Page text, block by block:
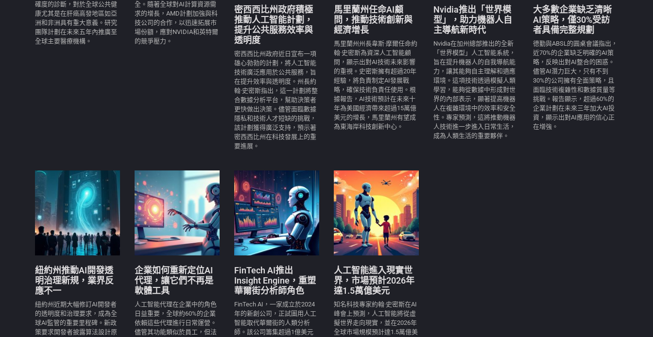
確度的診斷，對於全球公共健
康尤其是在肝癌高發地區如亞
洲和非洲具有重大意義。研究
團隊計劃在未來五年內推廣至
全球主要醫療機構。
全。隨著全球對AI計算資源需
求的增長，AMD計劃加強與科
技公司的合作，以迅速拓展市
場份額，應對NVIDIA和英特爾
的競爭壓力。
密西西比州政府積極
推動人工智能計劃，
提升公共服務效率與
透明度
密西西比州政府近日宣布一項
雄心勃勃的計劃，將人工智能
技術廣泛應用於公共服務，旨
在提升效率與透明度。州長約
翰·史密斯指出，這一計劃將整
合數據分析平台，幫助決策者
更快做出決策。儘管面臨數據
隱私和技術人才短缺的挑戰，
該計劃獲得廣泛支持，預示著
密西西比州在科技發展上的重
要進展。
馬里蘭州任命AI顧
問，推動技術創新與
經濟增長
馬里蘭州州長韋斯·摩爾任命約
翰·史密斯為資深人工智能顧
問，顯示出對AI技術未來影響
的重視。史密斯擁有超過20年
經驗，將負責制定AI發展戰
略，確保技術負責任使用。根
據報告，AI技術預計在未來十
年為美國經濟帶來超過15萬億
美元的增長，馬里蘭州有望成
為東海岸科技創新中心。
Nvidia推出「世界模
型」，助力機器人自
主導航新時代
Nvidia在加州總部推出的全新
「世界模型」人工智能系統，
旨在提升機器人的自我導航能
力，讓其能夠自主理解和適應
環境。這項技術透過模擬人類
學習，能夠從數據中形成對世
界的內部表示，顯著提高機器
人在複雜環境中的效率和安全
性。專家預測，這將推動機器
人技術進一步進入日常生活，
成為人類生活的重要夥伴。
大多數企業缺乏清晰
AI策略，僅30%受訪
者具備完整規劃
德勤與ABSL的圓桌會議指出，
近70%的企業缺乏明確的AI策
略，反映出對AI整合的困惑。
儘管AI潛力巨大，只有不到
30%的公司擁有全面策略，且
面臨技術複雜性和數據質量等
挑戰。報告顯示，超過60%的
企業計劃在未來三年加大AI投
資，顯示出對AI應用的信心正
在增強。
紐約州推動AI開發透
明治理新規，業界反
應不一
紐約州近期大幅修訂AI開發者
的透明度和治理要求，成為全
球AI監管的重要里程碑。新政
策要求開發者披露算法設計原
企業如何重新定位AI
代理，讓它們不再是
軟體工具
人工智能代理在企業中的角色
日益重要，全球約60%的企業
依賴這些代理進行日常運營。
儘管其功能類似於員工，但法
FinTech AI推出
Insight Engine，重塑
華爾街分析師角色
FinTech AI，一家成立於2024
年的新創公司，正試圖用人工
智能取代華爾街的人類分析
師。該公司籌集超過1億美元
人工智能進入現實世
界，市場預計2026年
達1.5萬億美元
知名科技專家約翰·史密斯在AI
峰會上預測，人工智能將從虛
擬世界走向現實，並在2026年
全球市場規模預計達1.5萬億美